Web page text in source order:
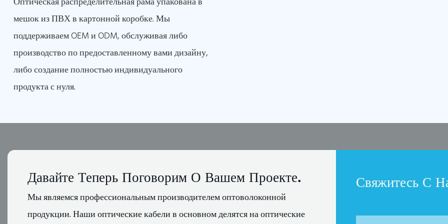
мешок из ПВХ в картонной коробке. Мы
поддерживаем OEM и ODM, обслуживая либо
производство по предоставленному вами дизайну,
либо создание полностью индивидуального
продукта с нуля.
Давайте Теперь Поговорим О Вашем Проекте.
Мы являемся профессиональным производителем оптоволоконной
продукции. Наши оптические кабели в основном делятся на оптические
Свяжитесь С